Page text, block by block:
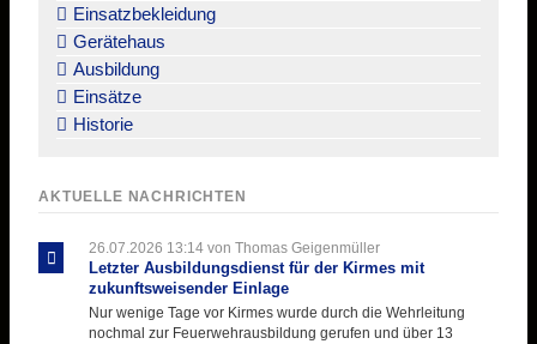
Einsatzbekleidung
Gerätehaus
Ausbildung
Einsätze
Historie
AKTUELLE NACHRICHTEN
26.07.2026 13:14von Thomas Geigenmüller
Letzter Ausbildungsdienst für der Kirmes mit
zukunftsweisender Einlage
Nur wenige Tage vor Kirmes wurde durch die Wehrleitung
nochmal zur Feuerwehrausbildung gerufen und über 13